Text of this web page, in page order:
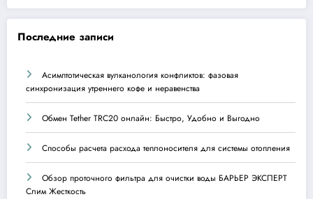
Последние записи
Асимптотическая вулканология конфликтов: фазовая
синхронизация утреннего кофе и неравенства
Обмен Tether TRC20 онлайн: Быстро, Удобно и Выгодно
Способы расчета расхода теплоносителя для системы отопления
Обзор проточного фильтра для очистки воды БАРЬЕР ЭКСПЕРТ
Слим Жесткость